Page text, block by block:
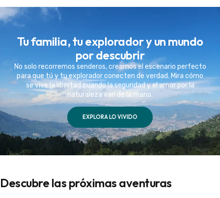
Tu familia, tu explorador y un mundo
por descubrir
No solo recorremos senderos, creamos el escenario perfecto
para que tú y tu explorador conecten de verdad. Mira cómo
se vive la libertad cuando la seguridad y el amor por la
naturaleza van de la mano.
EXPLORA LO VIVIDO
Descubre las próximas aventuras